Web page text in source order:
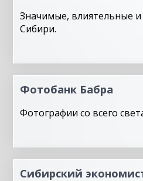
Значимые, влиятельные
Сибири.
Фотобанк Бабра
Фотографии со всего
Сибирский